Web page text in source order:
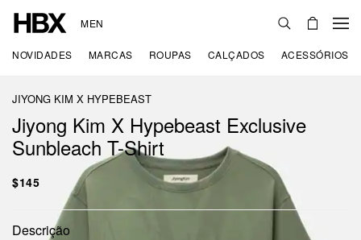
MEN
NOVIDADES MARCAS ROUPAS CALÇADOS ACESSÓRIOS
JIYONG KIM X HYPEBEAST
Jiyong Kim X Hypebeast Exclusive
Sunbleach T-Shirt
$145
Descrição